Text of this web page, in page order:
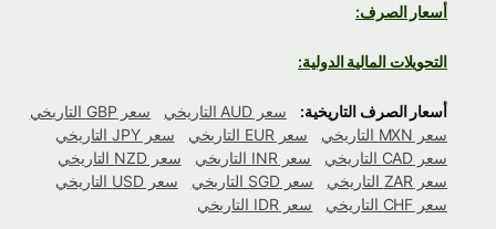
أسعار الصرف:
التحويلات المالية الدولية:
أسعار الصرف التاريخية: سعر AUD التاريخي
سعر GBP التاريخي
سعر MXN التاريخي
سعر EUR التاريخي
سعر JPY التاريخي
سعر CAD التاريخي
سعر INR التاريخي
سعر NZD التاريخي
سعر ZAR التاريخي
سعر SGD التاريخي
سعر USD التاريخي
سعر CHF التاريخي
سعر IDR التاريخي